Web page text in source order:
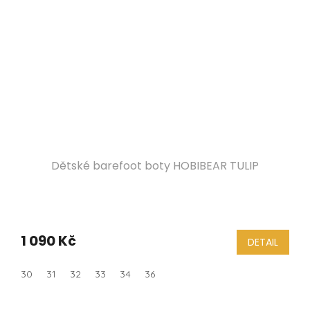
Dětské barefoot boty HOBIBEAR TULIP
1 090 Kč DETAIL
30 31 32 33 34 36